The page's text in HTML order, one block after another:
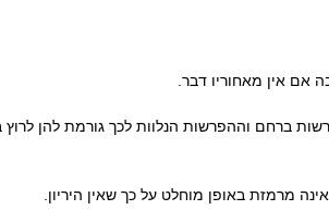
אם אין מאחוריו דבר.
ברחם וההפרשות הנלוות לכך גורמת להן לרוץ
מרמזת באופן מוחלט על כך שאין היריון.